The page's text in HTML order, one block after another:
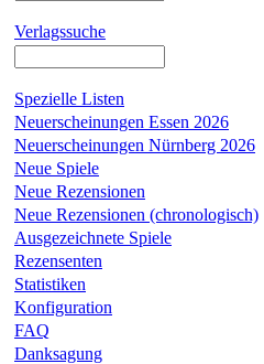
Verlagssuche
Spezielle Listen
Neuerscheinungen Essen 2026
Neuerscheinungen Nürnberg 2026
Neue Spiele
Neue Rezensionen
Neue Rezensionen (chronologisch)
Ausgezeichnete Spiele
Rezensenten
Statistiken
Konfiguration
FAQ
Danksagung